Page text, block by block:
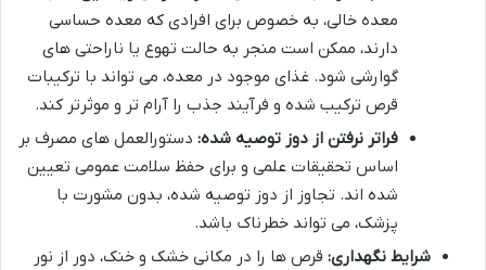
معده خالی، به خصوص برای افرادی که معده حساسی
دارند، ممکن است منجر به حالت تهوع یا ناراحتی های
گوارشی شود. غذای موجود در معده، می تواند با ترکیبات
قرص ترکیب شده و فرآیند جذب را آرام تر و موثرتر کند.
فراتر نرفتن از دوز توصیه شده: دستورالعمل های مصرف بر
اساس تحقیقات علمی و برای حفظ سلامت عمومی تعیین
شده اند. تجاوز از دوز توصیه شده، بدون مشورت با
پزشک، می تواند خطرناک باشد.
شرایط نگهداری: قرص ها را در مکانی خشک و خنک، دور از نور